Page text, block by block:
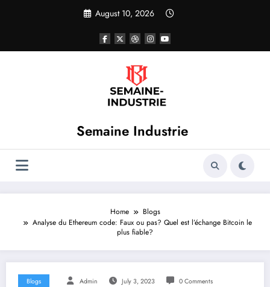
August 10, 2026
Semaine Industrie
Home
Blogs
Analyse du Ethereum code: Faux ou pas? Quel est l’échange Bitcoin le
plus fiable?
Blogs Admin July 3, 2023 0 Comments